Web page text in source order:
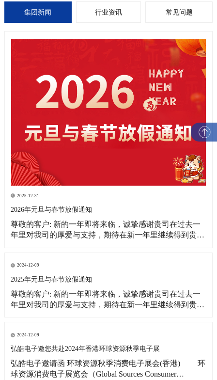
集团新闻 行业资讯 常见问题
2025-12-31
2026年元旦与春节放假通知
尊敬的客户: 新的一年即将来临，诚挚感谢贵司在过去一
年里对我司的厚爱与支持，期待在新一年里继续得到贵司
单需求，提前做好春节期间物料准备工作，现将我司放假
相关事宜通知如下: 1、元旦放假
2024-12-09
2025年元旦与春节放假通知
尊敬的客户: 新的一年即将来临，诚挚感谢贵司在过去一
年里对我司的厚爱与支持，期待在新一年里继续得到贵司
求，提前做好春节期间物料准备工作，现将我司放假相关
事宜通知如下: 1、元旦放假时间：2025
2024-12-09
弘皓电子邀您共赴2024年香港环球资源秋季电子展
弘皓电子邀请函 环球资源秋季消费电子展会(香港) 环
球资源消费电子展览会（Global Sources Consumer